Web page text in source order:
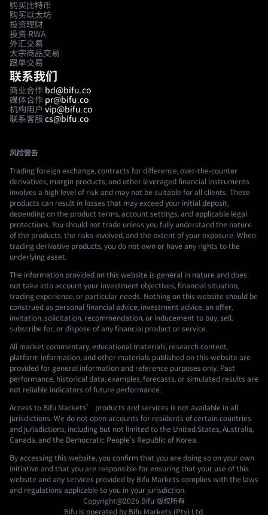
购买比特币
购买以太坊
投资理财
投资 RWA
外汇交易
大宗商品交易
跟单交易
联系我们
商业合作 bd@bifu.co
媒体合作 pr@bifu.co
机构用户 vip@bifu.co
联系客服 cs@bifu.co
风险警告
Trading foreign exchange, contracts for difference, over-the-counter
derivatives, margin products, and other leveraged financial instruments
involves a high level of risk and may not be suitable for all clients. These
products can result in losses that may exceed your initial deposit,
depending on the product terms, account settings, and applicable legal
protections. You should not trade unless you fully understand the nature
of the products, the risks involved, and the extent of your exposure. When
trading derivative products, you do not own or have any rights to the
underlying asset.
The information provided on this website is general in nature and does
not take into account your investment objectives, financial situation,
trading experience, or particular needs. Nothing on this website should be
construed as personal financial advice, investment advice, an offer,
invitation, solicitation, recommendation, or inducement to buy, sell,
subscribe for, or dispose of any financial product or service.
All market commentary, educational materials, research content,
platform information, and other materials published on this website are
provided for general information and reference purposes only. Past
performance, historical data, examples, forecasts, or simulated results are
not reliable indicators of future performance.
Access to Bifu Markets’ products and services is not available in all
jurisdictions. We do not open accounts for residents of certain countries
and jurisdictions, including but not limited to the United States, Australia,
Canada, and the Democratic People's Republic of Korea.
By accessing this website, you confirm that you are doing so on your own
initiative and that you are responsible for ensuring that your use of this
website and any services provided by Bifu Markets complies with the laws
and regulations applicable to you in your jurisdiction.
Copyright@2026 Bifu 版权所有
Bifu is operated by Bifu Markets (Pty) Ltd.